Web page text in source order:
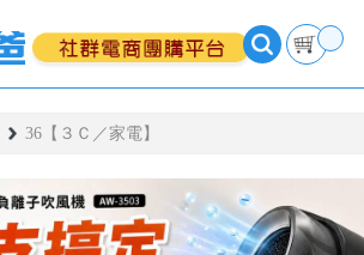
36【３Ｃ／家電】